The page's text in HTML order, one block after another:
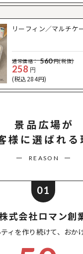
リーフィン／マルチケ
通常価格： 560円(税抜)
258 円
(税込284円)
景品広場が
様に選ばれる
REASON
01
式会社ロマン創
ィを作り続けて、 おか